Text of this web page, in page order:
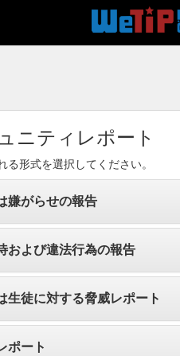
ニティレポート
る形式を選択してください。
嫌がらせの報告
および違法行為の報告
生徒に対する脅威レポート
ポート